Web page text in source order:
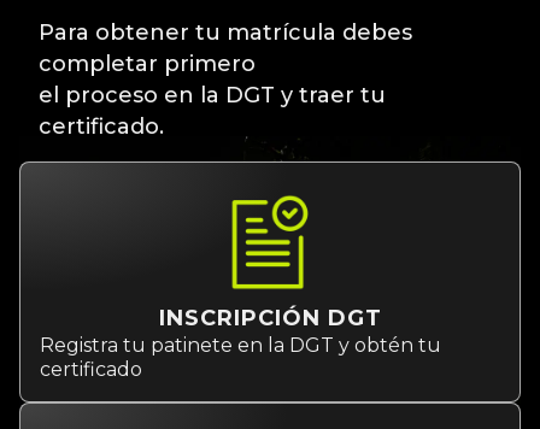
Para obtener tu matrícula debes
completar primero
el proceso en la DGT y traer tu
certificado.
INSCRIPCIÓN DGT
Registra tu patinete en la DGT y obtén tu
certificado